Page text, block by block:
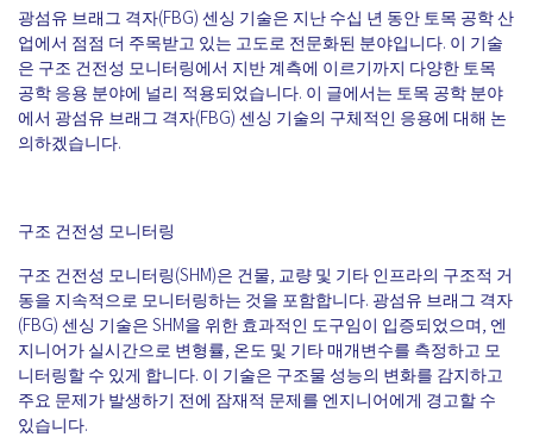
광섬유 브래그 격자(FBG) 센싱 기술은 지난 수십 년 동안 토목 공학 산
업에서 점점 더 주목받고 있는 고도로 전문화된 분야입니다. 이 기술
은 구조 건전성 모니터링에서 지반 계측에 이르기까지 다양한 토목
공학 응용 분야에 널리 적용되었습니다. 이 글에서는 토목 공학 분야
에서 광섬유 브래그 격자(FBG) 센싱 기술의 구체적인 응용에 대해 논
의하겠습니다.
구조 건전성 모니터링
구조 건전성 모니터링(SHM)은 건물, 교량 및 기타 인프라의 구조적 거
동을 지속적으로 모니터링하는 것을 포함합니다. 광섬유 브래그 격자
(FBG) 센싱 기술은 SHM을 위한 효과적인 도구임이 입증되었으며, 엔
지니어가 실시간으로 변형률, 온도 및 기타 매개변수를 측정하고 모
니터링할 수 있게 합니다. 이 기술은 구조물 성능의 변화를 감지하고
주요 문제가 발생하기 전에 잠재적 문제를 엔지니어에게 경고할 수
있습니다.